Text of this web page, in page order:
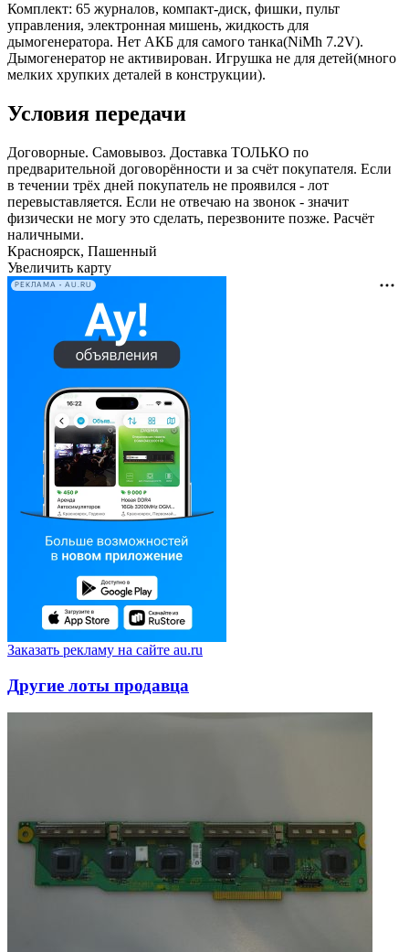
Комплект: 65 журналов, компакт-диск, фишки, пульт
управления, электронная мишень, жидкость для
дымогенератора. Нет АКБ для самого танка(NiMh 7.2V).
Дымогенератор не активирован. Игрушка не для детей(много
мелких хрупких деталей в конструкции).
Условия передачи
Договорные. Самовывоз. Доставка ТОЛЬКО по
предварительной договорённости и за счёт покупателя. Если
в течении трёх дней покупатель не проявился - лот
перевыставляется. Если не отвечаю на звонок - значит
физически не могу это сделать, перезвоните позже. Расчёт
наличными.
Красноярск, Пашенный
Увеличить карту
РЕКЛАМА • AU.RU
Заказать рекламу на сайте au.ru
Другие лоты продавца